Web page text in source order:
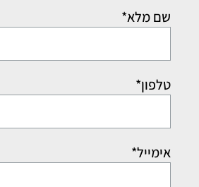
שם מלא*
טלפון*
אימייל*